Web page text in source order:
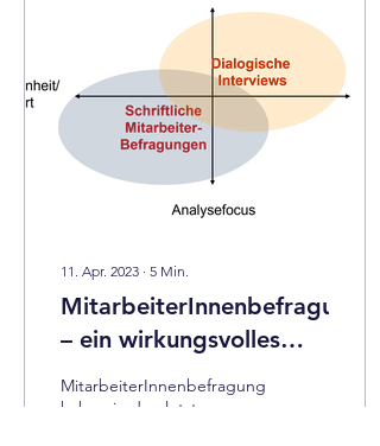
11. Apr. 2023 ∙ 5 Min.
MitarbeiterInnenbefragungen
– ein wirkungsvolles
Instrument
MitarbeiterInnenbefragungen
haben in den letzten